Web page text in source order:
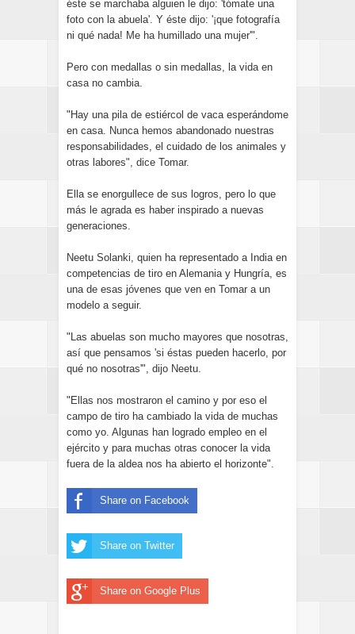
éste se marchaba alguien le dijo: 'tómate una
foto con la abuela'. Y éste dijo: '¡que fotografía
ni qué nada! Me ha humillado una mujer'".
Pero con medallas o sin medallas, la vida en
casa no cambia.
"Hay una pila de estiércol de vaca esperándome
en casa. Nunca hemos abandonado nuestras
responsabilidades, el cuidado de los animales y
otras labores", dice Tomar.
Ella se enorgullece de sus logros, pero lo que
más le agrada es haber inspirado a nuevas
generaciones.
Neetu Solanki, quien ha representado a India en
competencias de tiro en Alemania y Hungría, es
una de esas jóvenes que ven en Tomar a un
modelo a seguir.
"Las abuelas son mucho mayores que nosotras,
así que pensamos 'si éstas pueden hacerlo, por
qué no nosotras'", dijo Neetu.
"Ellas nos mostraron el camino y por eso el
campo de tiro ha cambiado la vida de muchas
como yo. Algunas han logrado empleo en el
ejército y para muchas otras conocer la vida
fuera de la aldea nos ha abierto el horizonte".
Share on Facebook
Share on Twitter
Share on Google Plus